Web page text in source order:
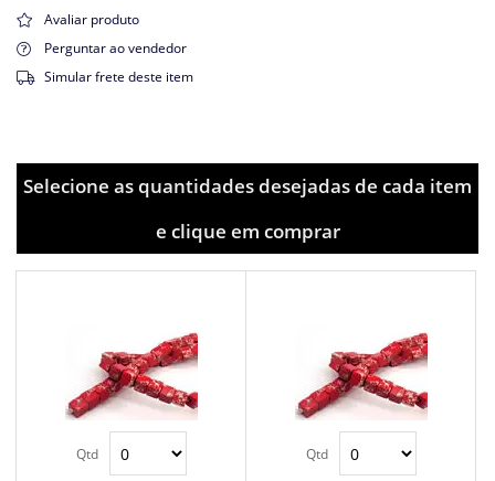
Avaliar produto
Perguntar ao vendedor
Simular frete deste item
Selecione as quantidades desejadas de cada item
e clique em comprar